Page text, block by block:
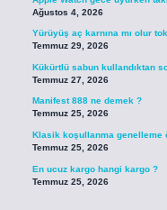
Ağustos 4, 2026
Yürüyüş aç karnına mı olur
Temmuz 29, 2026
Kükürtlü sabun kullandıktan
Temmuz 27, 2026
Manifest 888 ne demek ?
Temmuz 25, 2026
Klasik koşullanma genelleme
Temmuz 25, 2026
En ucuz kargo hangi kargo ?
Temmuz 25, 2026